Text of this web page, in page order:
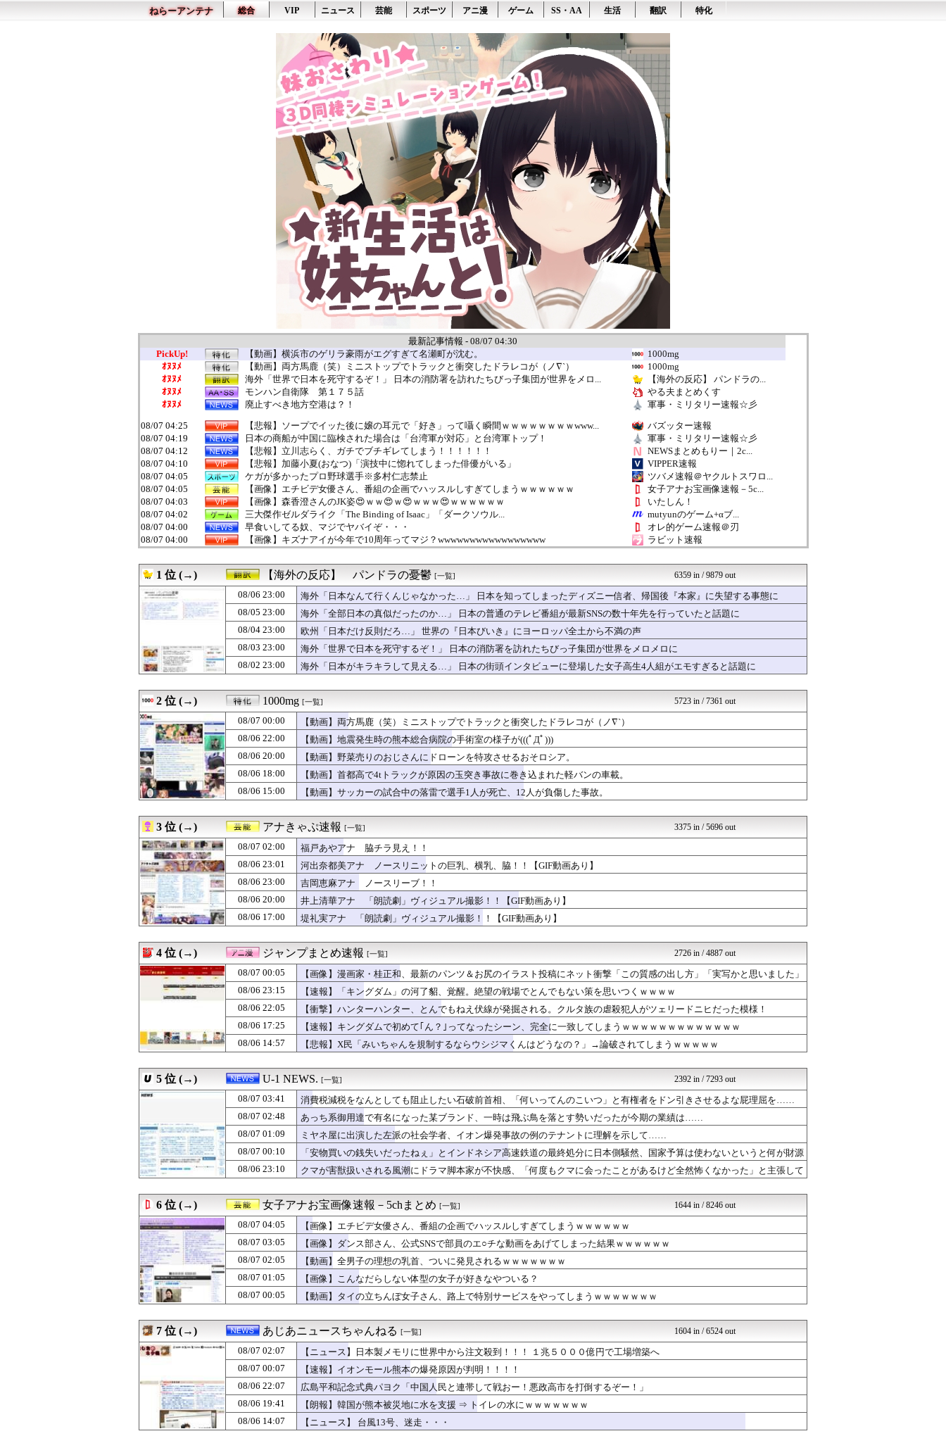
ねらーアンテナ 総合 VIP ニュース 芸能 スポーツ アニ漫 ゲーム SS・AA 生活 翻訳 特化
最新記事情報 - 08/07 04:30
PickUp!
【動画】横浜市のゲリラ豪雨がエグすぎて名瀬町が沈む。
1000mg
ｵﾇﾇﾒ
【動画】両方馬鹿（笑）ミニストップでトラックと衝突したドラレコが（ノ∇`）
1000mg
ｵﾇﾇﾒ
海外「世界で日本を死守するぞ！」 日本の消防署を訪れたちびっ子集団が世界をメロ...
【海外の反応】 パンドラの...
ｵﾇﾇﾒ
モンハン自衛隊 第１７５話
やる夫まとめくす
ｵﾇﾇﾒ
廃止すべき地方空港は？！
軍事・ミリタリー速報☆彡
08/07 04:25
【悲報】ソープでイッた後に嬢の耳元で「好き」って囁く瞬間ｗｗｗｗｗｗｗｗwww...
バズッター速報
08/07 04:19
日本の商船が中国に臨検された場合は「台湾軍が対応」と台湾軍トップ！
軍事・ミリタリー速報☆彡
08/07 04:12
【悲報】立川志らく、ガチでブチギレてしまう！！！！！！
NEWSまとめもりー｜2c...
08/07 04:10
【悲報】加藤小夏(おなつ)「演技中に惚れてしまった俳優がいる」
VIPPER速報
08/07 04:05
ケガが多かったプロ野球選手※多村仁志禁止
ツバメ速報＠ヤクルトスワロ...
08/07 04:05
【画像】エチビデ女優さん、番組の企画でハッスルしすぎてしまうｗｗｗｗｗｗ
女子アナお宝画像速報－5c...
08/07 04:03
【画像】森香澄さんのJK姿😍ｗｗ😍ｗ😍ｗｗｗ😍ｗｗｗｗｗｗ
いたしん！
08/07 04:02
三大傑作ゼルダライク「The Binding of Isaac」「ダークソウル...
mutyunのゲーム+αブ...
08/07 04:00
早食いしてる奴、マジでヤバイぞ・・・
オレ的ゲーム速報＠刃
08/07 04:00
【画像】キズナアイが今年で10周年ってマジ？wwwwwwwwwwwwwwwww
ラビット速報
08/07 04:00
【ラブライブ！】🌙🐈‍⬛「うちのオタクは社畜かボンボン」（世界の平均睡眠時間ラ...
ラブライブ！まとめブログ ...
08/07 03:58
【朗報】中村敬斗さん、W杯でインスタ127万増＆かっこいいアスリート1位ｗｗｗ...
なんJクエスト
08/07 03:55
三重県警察 鈴鹿サーキットでパレード走行訓練中だった白バイが転倒事故 20代の...
国難にあってもの申す！！
08/07 03:51
SpaceX、米国防関連技術保護を重視し供給連鎖から中国系を完全排除へ 供給業...
もえるあじあ(･∀･)
08/07 03:43
【困惑】ケンドーコバヤシさん「強い炭酸飲んだら、あばら折れそうになる」ｗｗｗｗ...
なんJクエスト
消費税減税をなんとしても阻止したい石破前首相、「何いってんのこいつ」と有権者を...
やる夫のダンジョン運営記183-雑談所ネタ118 懺悔小ネタ「創刻のファイアホ...
やる夫スレ本棚
08/07 03:32
やる夫のダンジョン運営記182-雑談所ネタ117 ちょっと遠くの街の土地神+埋...
やる夫スレ本棚
08/07 03:32
やる夫のダンジョン運営記181-雑談所ネタ116 ウズメはアイドルグループ+こ...
やる夫スレ本棚
08/07 03:31
やる夫キル子のVRMMO・闇鍋あんこ仕立て 第2話
やる夫スレ本棚
08/07 03:31
やる夫キル子のVRMMO・闇鍋あんこ仕立て 第1話
やる夫スレ本棚
08/07 03:30
「サウダージ」とかいうサウダージでしか聞いたことない言葉ｗｗｗｗｗｗｗｗ
08/07 03:30
20歳・石田悠佳、透明感あふれるグラビア 『PARADE』で存在感
芸能人ニュース速報
08/07 03:30
【画像】5億円を目の前にした吉岡里帆の顔ｗｗｗｗｗ
08/07 03:29
焼肉屋で食う冷麺←うまままままままま
08/07 03:28
【衝撃】元V6三宅健さんが気になる「一段落」の読みは？・・・・・・・・・
なんJクエスト
08/07 03:26
【画像】 こんなだらしない体型の女子が好きなやついる？
芸能人の気になる噂
08/07 03:25
【悲報】格安ピンサロ行ってきたらｗｗｗｗｗｗｗｗｗｗｗwwww
08/07 03:21
GMはデスゲームを攻略してもらいたい―被害者たちの頭脳戦― 第151話前編
やる夫スレ本棚
08/07 03:15
ラブホあるあるWVW
まとめCUP
08/07 03:12
【悲報】共同通信、ガチで逝く・・・・・・
08/07 03:12
【悲報】女優・南沙良さん（24）「私は陰キャ。人と話したくないので家に引きこも...
なんJクエスト
08/07 03:10
【速報】日本の地震被害に支援したのに「韓国産の水は水洗トイレに」
08/07 03:09
米穀商社の木徳神糧、4-6月期経常利益が前年同期比97.7％減の0.7億円に減...
08/07 03:05
【画像】ダンス部さん、公式SNSで部員のエ○チな動画をあげてしまった結果ｗｗｗ...
女子アナお宝画像速報－5c...
08/07 03:03
【悲報】ワイ、上司、新入社員がスタバでパソコンやって企業秘密漏洩したから泣かし...
Zチャンネル＠VIP
08/07 03:00
夫さん、妻に「天井のシミ数えてれば終わるでな」と押し倒されて性行為 → 凄いこ...
08/07 03:00
【ラブライブ！】BLｺｽﾞｶﾎ…？🐉【蓮ノ空】
ラブライブ！まとめブログ ...
08/07 03:00
【朗報】プチプチで有名な川上産業、社名を「プチプチ株式会社」に変更wwwww
ラビット速報
08/07 03:00
北朝鮮、弾道ミサイル発射 EEZ外に落下
かたすみ速報
08/07 03:00
海外「日本の科学者が猫の寿命を2倍に上げる注射剤を開発。これこそノーベル賞だろ...
ガラパゴスジャパン - 海...
08/07 03:00
【スターウォーズ】ライトセーバーって握りづらそうだよね…
ヒーローNEWS
リアルセックスあるある第1位がこれ
くまニュース
韓国人「イ・ジュンソク、地方選挙で基礎議員1議席のみ獲得し『全て私の責任』と頭...
08/07 03:00
【食洗機】韓国人が騒ぐ「水洗い」は予備洗浄だった！日本の飲食店の衛生習慣を解説
モッコスヌ〜ン
08/07 02:57
【悲報】カンニング竹山さん、消費税減税失敗→増税の流れを想像「次誰が総理やりた...
なんJクエスト
08/07 02:55
千葉県袖ケ浦市「おむつ交換で噛みつかれ」看護助手の男を逮捕 90歳入院患者の顔...
国難にあってもの申す！！
08/07 02:50
【悲報】今のアニメ、女に自分の趣味をやらせる系から女に池沼役をやらせる系へ変化
VIPPER速報
08/07 02:48
あっち系御用達で有名になった某ブランド、一時は飛ぶ鳥を落とす勢いだったが今期の...
U-1 NEWS.
【正論】岡田斗司夫さん「人間の本音としてブサイクを見たら不愉快になる。この責任...
なんJクエスト
08/07 02:40
矢田萌華ちゃんの瞳が綺麗すぎて吸い込まれる！！！【乃木坂46】
坂道情報通～乃木坂46まと...
08/07 02:40
高市首相、2年限定の消費減税「確実に戻す」発言は「私の覚悟」
とりのまるやき（保守）
08/07 02:34
【超画像】小倉ゆうか（元・小倉優香）が水着グラビア復帰ｗｗｗｗｗ
【サッカー まとめ】サカラ...
08/07 02:34
「プチプチ」を製造販売している川上産業、「プチプチ株式会社」に社名変更
コノユビニュース｜みんなの...
08/07 02:34
【画像】坂道女子のバスト一覧ｗｗｗｗｗｗｗｗｗｗｗｗwｗｗｗｗ
芸能人の気になる噂
08/07 02:30
【画像】 色白美肌のTikToker可愛すぎｗｗｗｗｗ
08/07 02:30
土屋太鳳＆佐久間大介『マッチング TRUE LOVE』特別映像解禁
芸能人ニュース速報
08/07 02:27
【悲報】みい山作者・亜月ねねさんがここから逆転する方法・・・・・・・・・
08/07 02:25
【驚愕】ロシアの風俗事情をご覧くださいｗｗｗｗｗｗｗｗｗｗwwww
バズッター速報
08/07 02:17
日本の大相撲力士の引退後の姿に世界が騒然！←「これは素晴らしい！」（海外の反応...
海外の反応スポーツ
08/07 02:15
幼少ワイ「ワインってぶどうジュースの上位互換なんやろなぁ」
08/07 02:15
FE万紫千紅さん、巨乳美少女を出してしまうｗｗ
08/07 02:15
SEXに10万円払ってしまったらこうなるwww
まとめCUP
08/07 02:12
【悲報】日本の歴史、ついに『崩壊』してしまう・・・・・
NEWSまとめもりー｜2c...
08/07 02:07
【凶気】ウガンダサッカー界に衝撃 若き主将が死去 携帯電話強盗に抵抗した末に石...
【サッカー まとめ】サカラ...
08/07 02:07
【ニュース】日本製メモリに世界中から注文殺到！！！ １兆５０００億円で工場増築...
08/07 02:05
【画像】道頓堀女子「暑すぎて服脱ごうかと思った」･･････････ﾊﾟｼｬｯ...
不思議.net - 5ch...
【動画】全男子の理想の乳首、ついに発見されるｗｗｗｗｗｗｗ
女子アナお宝画像速報－5c...
【動画】謎の女剣士が陰好み
いたしん！
08/07 02:03
【速報】れいわ新選組、さん、「いのちの党」に改名ｗｗｗｗ
08/07 02:02
【朗報】カプコン「デジタル販売が約9割、ディスク市場縮小の大きな影響は想定して...
08/07 02:02
アイナが乗っていた「高機動試作型ザク」ってよく考えると時系列がおかしいな
GUNDAM.LOG｜ガン...
08/07 02:02
（ ´_ゝ`）中道・立憲・公明、国会内で「熊本地震対策本部会議」各省庁からヒア...
1 位 (→) 【海外の反応】 パンドラの憂鬱 [一覧] 6359 in / 9879 out
08/06 23:00
海外「日本なんて行くんじゃなかった…」 日本を知ってしまったディズニー信者、帰国後『本家』に失望する事態に
08/05 23:00
海外「全部日本の真似だったのか…」 日本の普通のテレビ番組が最新SNSの数十年先を行っていたと話題に
08/04 23:00
欧州「日本だけ反則だろ…」 世界の『日本びいき』にヨーロッパ全土から不満の声
08/03 23:00
海外「世界で日本を死守するぞ！」 日本の消防署を訪れたちびっ子集団が世界をメロメロに
08/02 23:00
海外「日本がキラキラして見える…」 日本の街頭インタビューに登場した女子高生4人組がエモすぎると話題に
2 位 (→) 1000mg [一覧] 5723 in / 7361 out
08/07 00:00
【動画】両方馬鹿（笑）ミニストップでトラックと衝突したドラレコが（ノ∇`）
08/06 22:00
【動画】地震発生時の熊本総合病院の手術室の様子が(((ﾟДﾟ)))
08/06 20:00
【動画】野菜売りのおじさんにドローンを特攻させるおそロシア。
08/06 18:00
【動画】首都高で4tトラックが原因の玉突き事故に巻き込まれた軽バンの車載。
08/06 15:00
【動画】サッカーの試合中の落雷で選手1人が死亡、12人が負傷した事故。
3 位 (→) アナきゃぷ速報 [一覧] 3375 in / 5696 out
08/07 02:00
福戸あやアナ 脇チラ見え！！
08/06 23:01
河出奈都美アナ ノースリニットの巨乳、横乳、脇！！【GIF動画あり】
08/06 23:00
吉岡恵麻アナ ノースリーブ！！
08/06 20:00
井上清華アナ 「朗読劇」ヴィジュアル撮影！！【GIF動画あり】
08/06 17:00
堤礼実アナ 「朗読劇」ヴィジュアル撮影！！【GIF動画あり】
4 位 (→) ジャンプまとめ速報 [一覧] 2726 in / 4887 out
08/07 00:05
【画像】漫画家・桂正和、最新のパンツ＆お尻のイラスト投稿にネット衝撃「この質感の出し方」「実写かと思いました」
08/06 23:15
【速報】「キングダム」の河了貂、覚醒。絶望の戦場でとんでもない策を思いつくｗｗｗｗ
08/06 22:05
【衝撃】ハンターハンター、とんでもねえ伏線が発掘される。クルタ族の虐殺犯人がツェリードニヒだった模様！
08/06 17:25
【速報】キングダムで初めて｢ん？｣ってなったシーン、完全に一致してしまうｗｗｗｗｗｗｗｗｗｗｗｗｗ
08/06 14:57
【悲報】X民「みいちゃんを規制するならウシジマくんはどうなの？」→論破されてしまうｗｗｗｗｗ
5 位 (→) U-1 NEWS. [一覧] 2392 in / 7293 out
08/07 03:41
消費税減税をなんとしても阻止したい石破前首相、「何いってんのこいつ」と有権者をドン引きさせるよな屁理屈を……
08/07 02:48
あっち系御用達で有名になった某ブランド、一時は飛ぶ鳥を落とす勢いだったが今期の業績は……
08/07 01:09
ミヤネ屋に出演した左派の社会学者、イオン爆発事故の例のテナントに理解を示して……
08/07 00:10
「安物買いの銭失いだったねぇ」とインドネシア高速鉄道の最終処分に日本側騒然、国家予算は使わないというと何が財源
なんだ？
08/06 23:10
クマが害獣扱いされる風潮にドラマ脚本家が不快感、「何度もクマに会ったことがあるけど全然怖くなかった」と主張して
6 位 (→) 女子アナお宝画像速報－5chまとめ [一覧] 1644 in / 8246 out
08/07 04:05
【画像】エチビデ女優さん、番組の企画でハッスルしすぎてしまうｗｗｗｗｗｗ
08/07 03:05
【画像】ダンス部さん、公式SNSで部員のエ○チな動画をあげてしまった結果ｗｗｗｗｗｗ
08/07 02:05
【動画】全男子の理想の乳首、ついに発見されるｗｗｗｗｗｗｗ
08/07 01:05
【画像】こんなだらしない体型の女子が好きなやついる？
08/07 00:05
【動画】タイの立ちんぼ女子さん、路上で特別サービスをやってしまうｗｗｗｗｗｗｗ
7 位 (→) あじあニュースちゃんねる [一覧] 1604 in / 6524 out
08/07 02:07
【ニュース】日本製メモリに世界中から注文殺到！！！ １兆５０００億円で工場増築へ
08/07 00:07
【速報】イオンモール熊本の爆発原因が判明！！！！
08/06 22:07
広島平和記念式典パヨク「中国人民と連帯して戦おー！悪政高市を打倒するぞー！」
08/06 19:41
【朗報】韓国が熊本被災地に水を支援 ⇒ トイレの水にｗｗｗｗｗｗｗ
08/06 14:07
【ニュース】 台風13号、迷走・・・